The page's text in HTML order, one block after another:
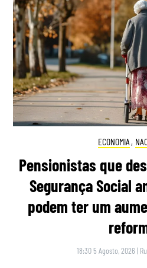
ECONOMIA ,
Pensionistas que
Segurança Social
podem ter um
18:30 5 Agosto, 2026 |